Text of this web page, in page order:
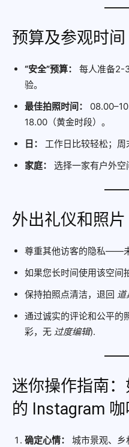
预算及参观时间
“安全”预算：
每人准备2-
验。
最佳拍照时间：
18.00（黄金时段）。
日：
工作日比较轻松；周
家庭：
选择一家有户外空
外出礼仪和照片
尊重其他访客的隐私——
如果您长时间使用该空间
保持拍照点清洁，退回 道
通过诚实的评论和公平的
彩，无 过度编辑).
迷你操作指南
的 Instagram
确定心情：
城市景观、乡